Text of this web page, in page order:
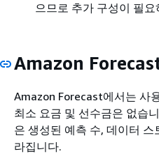
으므로 추가 구성이 필
Amazon
Amazon Forecast에서는 사
최소 요금 및 선수금은 없습
은 생성된 예측 수, 데이터
라집니다.